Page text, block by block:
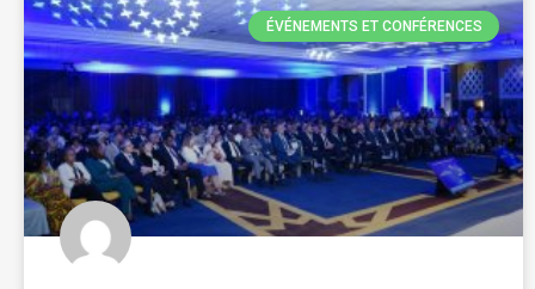
ÉVÉNEMENTS ET CONFÉRENCES